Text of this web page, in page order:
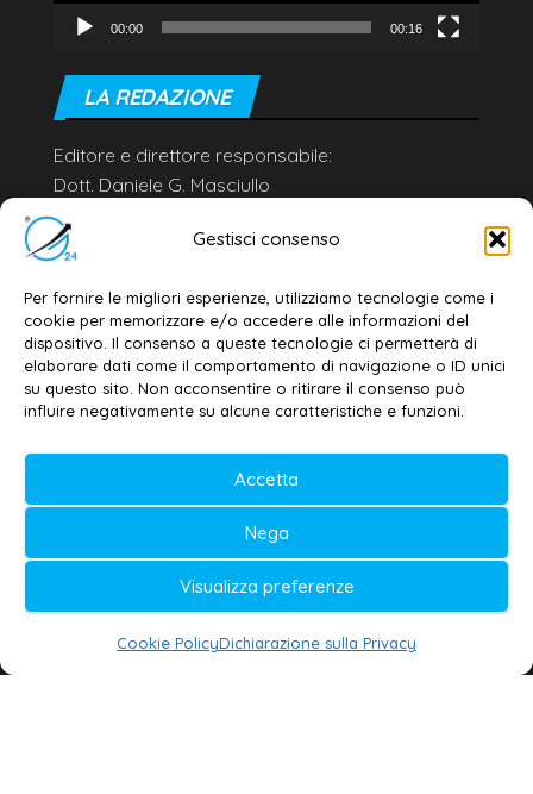
Gestisci consenso
Per fornire le migliori esperienze, utilizziamo tecnologie come i
cookie per memorizzare e/o accedere alle informazioni del
dispositivo. Il consenso a queste tecnologie ci permetterà di
elaborare dati come il comportamento di navigazione o ID unici
su questo sito. Non acconsentire o ritirare il consenso può
influire negativamente su alcune caratteristiche e funzioni.
Accetta
Nega
Visualizza preferenze
Cookie PolicyDichiarazione sulla Privacy
00:00 00:16
LA REDAZIONE
Editore e direttore responsabile:
Dott. Daniele G. Masciullo
Email:
Contatti
Privacy policy–Cookie policy
© 2020-2026 | Galatina24 ®
Stampa Tribunale di Lecce
Editore e direttore responsabile:
Daniele G. Masciullo
Galatina24 è marchio registrato dal Ministero